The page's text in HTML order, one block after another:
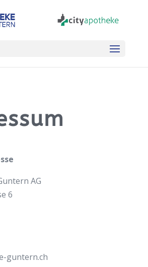
AG
6
guntern.ch